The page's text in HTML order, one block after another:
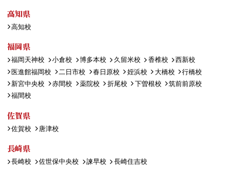
高知県
高知校
福岡県
福岡天神校 小倉校 博多本校 久留米校 香椎校
西新校
医進館福岡校
二日市校 春日原校 姪浜校 大橋校
行橋校
新宮中央校
赤間校 薬院校 折尾校 下曽根校
筑前前原校
福間校
佐賀県
佐賀校 唐津校
長崎県
長崎校 佐世保中央校 諫早校 長崎住吉校